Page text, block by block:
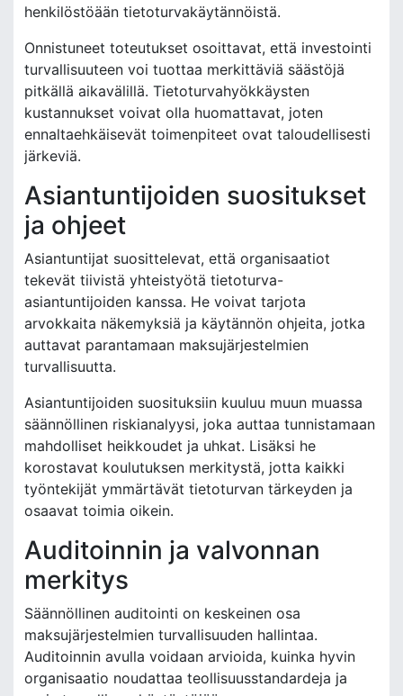
henkilöstöään tietoturvakäytännöistä.
Onnistuneet toteutukset osoittavat, että investointi
turvallisuuteen voi tuottaa merkittäviä säästöjä
pitkällä aikavälillä. Tietoturvahyökkäysten
kustannukset voivat olla huomattavat, joten
ennaltaehkäisevät toimenpiteet ovat taloudellisesti
järkeviä.
Asiantuntijoiden suositukset
ja ohjeet
Asiantuntijat suosittelevat, että organisaatiot
tekevät tiivistä yhteistyötä tietoturva-
asiantuntijoiden kanssa. He voivat tarjota
arvokkaita näkemyksiä ja käytännön ohjeita, jotka
auttavat parantamaan maksujärjestelmien
turvallisuutta.
Asiantuntijoiden suosituksiin kuuluu muun muassa
säännöllinen riskianalyysi, joka auttaa tunnistamaan
mahdolliset heikkoudet ja uhkat. Lisäksi he
korostavat koulutuksen merkitystä, jotta kaikki
työntekijät ymmärtävät tietoturvan tärkeyden ja
osaavat toimia oikein.
Auditoinnin ja valvonnan
merkitys
Säännöllinen auditointi on keskeinen osa
maksujärjestelmien turvallisuuden hallintaa.
Auditoinnin avulla voidaan arvioida, kuinka hyvin
organisaatio noudattaa teollisuusstandardeja ja